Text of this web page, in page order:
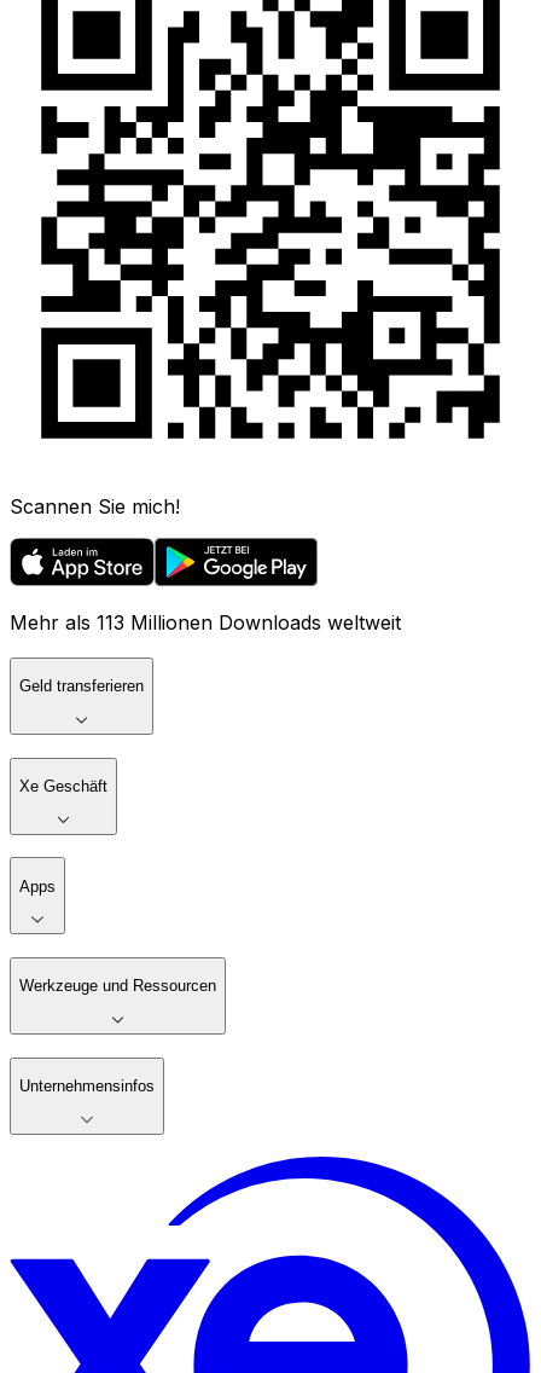
Scannen Sie mich!
Mehr als 113 Millionen Downloads weltweit
Geld transferieren
Xe Geschäft
Apps
Werkzeuge und Ressourcen
Unternehmensinfos